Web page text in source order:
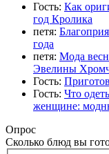
Гость: Как
год Кролика
петя:
года
петя: Мода
Эвелины
Гость:
Гость: Что
женщине:
Опрос
Сколько блюд вы